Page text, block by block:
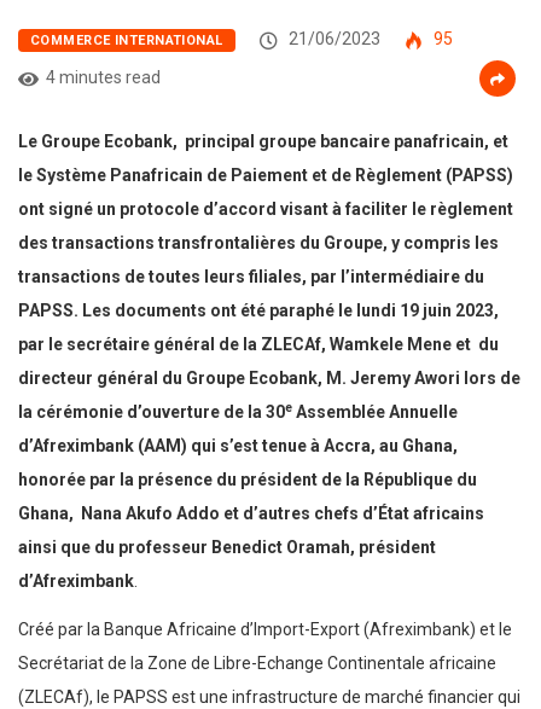
COMMERCE INTERNATIONAL 21/06/2023
95
4 minutes read
Le Groupe Ecobank, principal groupe bancaire panafricain, et
le Système Panafricain de Paiement et de Règlement (PAPSS)
ont signé un protocole d’accord visant à faciliter le règlement
des transactions transfrontalières du Groupe, y compris les
transactions de toutes leurs filiales, par l’intermédiaire du
PAPSS. Les documents ont été paraphé le lundi 19 juin 2023,
par le secrétaire général de la ZLECAf, Wamkele Mene et du
directeur général du Groupe Ecobank, M. Jeremy Awori lors de
la cérémonie d’ouverture de la 30e Assemblée Annuelle
d’Afreximbank (AAM) qui s’est tenue à Accra, au Ghana,
honorée par la présence du président de la République du
Ghana, Nana Akufo Addo et d’autres chefs d’État africains
ainsi que du professeur Benedict Oramah, président
d’Afreximbank.
Créé par la Banque Africaine d’Import-Export (Afreximbank) et le
Secrétariat de la Zone de Libre-Echange Continentale africaine
(ZLECAf), le PAPSS est une infrastructure de marché financier qui